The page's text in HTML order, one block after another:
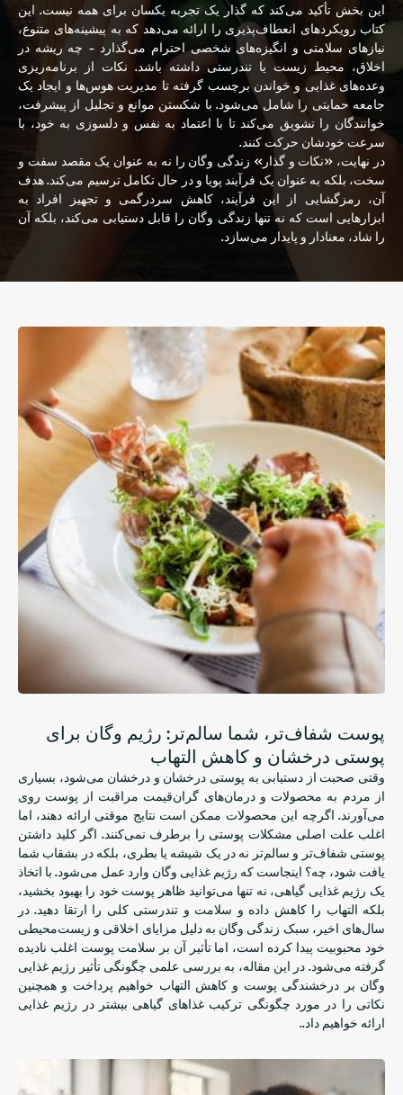
این بخش تأکید می‌کند که گذار یک تجربه یکسان برای همه نیست. این
کتاب رویکردهای انعطاف‌پذیری را ارائه می‌دهد که به پیشینه‌های متنوع،
نیازهای سلامتی و انگیزه‌های شخصی احترام می‌گذارد - چه ریشه در
اخلاق، محیط زیست یا تندرستی داشته باشد. نکات از برنامه‌ریزی
وعده‌های غذایی و خواندن برچسب گرفته تا مدیریت هوس‌ها و ایجاد یک
جامعه حمایتی را شامل می‌شود. با شکستن موانع و تجلیل از پیشرفت،
خوانندگان را تشویق می‌کند تا با اعتماد به نفس و دلسوزی به خود، با
سرعت خودشان حرکت کنند.
در نهایت، «نکات و گذار» زندگی وگان را نه به عنوان یک مقصد سفت و
سخت، بلکه به عنوان یک فرآیند پویا و در حال تکامل ترسیم می‌کند. هدف
آن، رمزگشایی از این فرآیند، کاهش سردرگمی و تجهیز افراد به
ابزارهایی است که نه تنها زندگی وگان را قابل دستیابی می‌کند، بلکه آن
را شاد، معنادار و پایدار می‌سازد.
پوست شفاف‌تر، شما سالم‌تر: رژیم وگان برای
پوستی درخشان و کاهش التهاب
وقتی صحبت از دستیابی به پوستی درخشان و درخشان می‌شود، بسیاری
از مردم به محصولات و درمان‌های گران‌قیمت مراقبت از پوست روی
می‌آورند. اگرچه این محصولات ممکن است نتایج موقتی ارائه دهند، اما
اغلب علت اصلی مشکلات پوستی را برطرف نمی‌کنند. اگر کلید داشتن
پوستی شفاف‌تر و سالم‌تر نه در یک شیشه یا بطری، بلکه در بشقاب شما
یافت شود، چه؟ اینجاست که رژیم غذایی وگان وارد عمل می‌شود. با اتخاذ
یک رژیم غذایی گیاهی، نه تنها می‌توانید ظاهر پوست خود را بهبود بخشید،
بلکه التهاب را کاهش داده و سلامت و تندرستی کلی را ارتقا دهید. در
سال‌های اخیر، سبک زندگی وگان به دلیل مزایای اخلاقی و زیست‌محیطی
خود محبوبیت پیدا کرده است، اما تأثیر آن بر سلامت پوست اغلب نادیده
گرفته می‌شود. در این مقاله، به بررسی علمی چگونگی تأثیر رژیم غذایی
وگان بر درخشندگی پوست و کاهش التهاب خواهیم پرداخت و همچنین
نکاتی را در مورد چگونگی ترکیب غذاهای گیاهی بیشتر در رژیم غذایی
ارائه خواهیم داد..